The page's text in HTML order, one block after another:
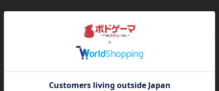
近くで予定されてるボードゲーム会